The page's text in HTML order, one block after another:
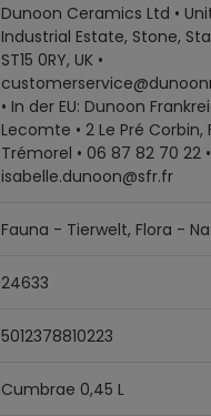
Dunoon Ceramics Ltd •
Industrial Estate, Stone,
ST15 0RY, UK •
• In der EU: Dunoon
Lecomte • 2 Le Pré Corbin,
Trémorel • 06 87 82 70 22 •
isabelle.dunoon@sfr.fr
Fauna - Tierwelt, Flora -
24633
5012378810223
Cumbrae 0,45 L